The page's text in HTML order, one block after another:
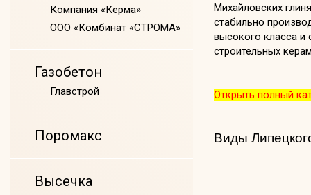
Михайловских
стабильно
высокого класса и
строительных
Открыть полный
Виды
Компания «Керма»
ООО «Комбинат «СТРОМА»
Газобетон
Главстрой
Поромакс
Высечка